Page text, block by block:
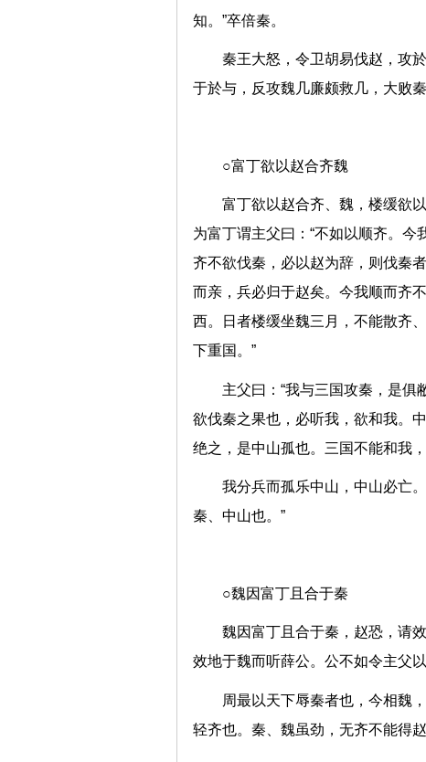
知。”卒倍秦。
秦王大怒，令卫胡易伐赵，攻
于於与，反攻魏几廉颇救几，大
○富丁欲以赵合齐魏
富丁欲以赵合齐、魏，楼缓欲
为富丁谓主父曰：“不如以顺齐。今
齐不欲伐秦，必以赵为辞，则伐秦
而亲，兵必归于赵矣。今我顺而齐
西。日者楼缓坐魏三月，不能散齐
下重国。”
主父曰：“我与三国攻秦，是俱
欲伐秦之果也，必听我，欲和我。
绝之，是中山孤也。三国不能和
我分兵而孤乐中山，中山必亡
秦、中山也。”
○魏因富丁且合于秦
魏因富丁且合于秦，赵恐，请
效地于魏而听薛公。公不如令主
周最以天下辱秦者也，今相魏
轻齐也。秦、魏虽劲，无齐不能